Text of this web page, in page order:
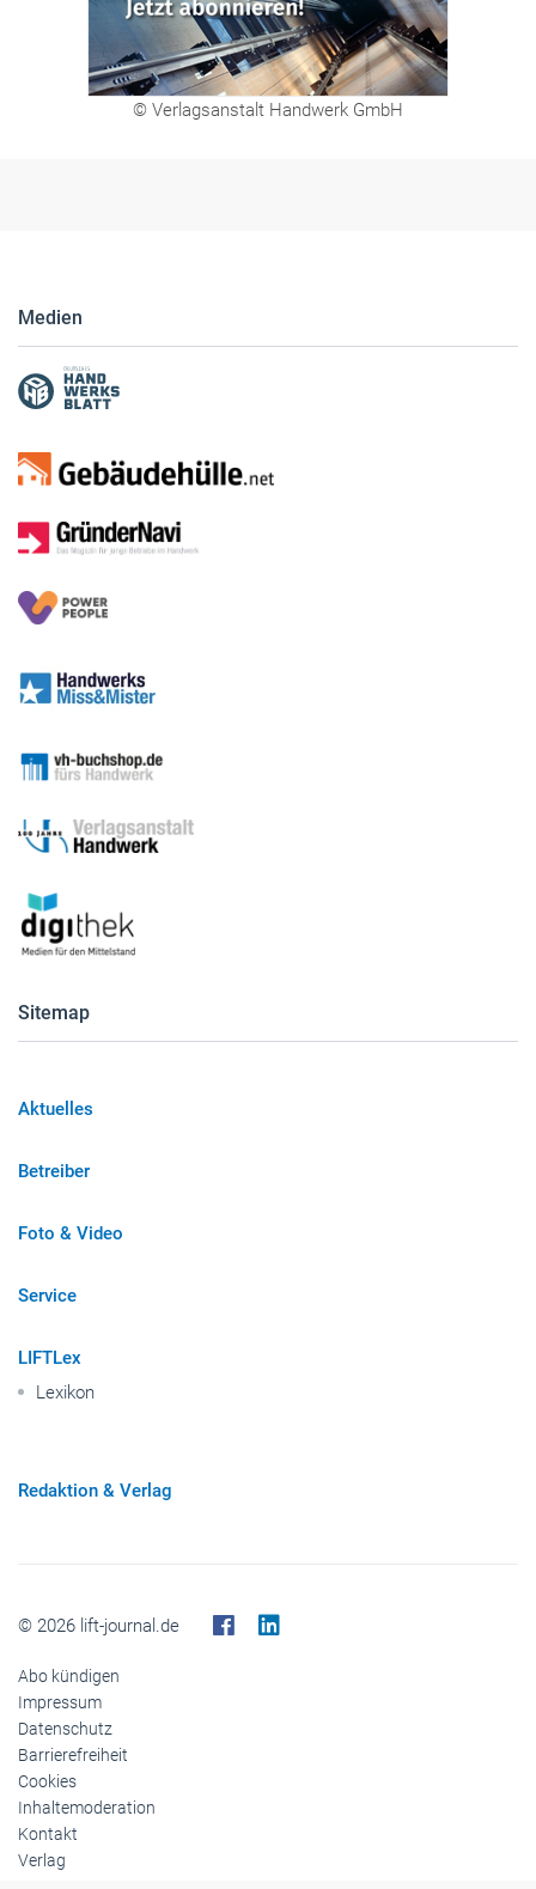
© Verlagsanstalt Handwerk GmbH
Medien
Sitemap
Aktuelles
Betreiber
Foto & Video
Service
LIFTLex
Lexikon
Redaktion & Verlag
© 2026 lift-journal.de
Abo kündigen
Impressum
Datenschutz
Barrierefreiheit
Cookies
Inhaltemoderation
Kontakt
Verlag